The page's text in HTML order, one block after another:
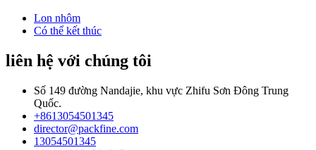
Lon nhôm
Có thể kết thúc
liên hệ với chúng tôi
Số 149 đường Nandajie, khu vực Zhifu Sơn Đông Trung
Quốc.
+8613054501345
director@packfine.com
13054501345